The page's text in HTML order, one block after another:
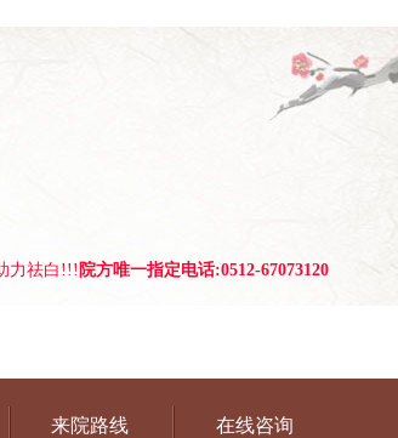
力祛白!!! 院方唯一指定电话:0512-67073120
来院路线 在线咨询